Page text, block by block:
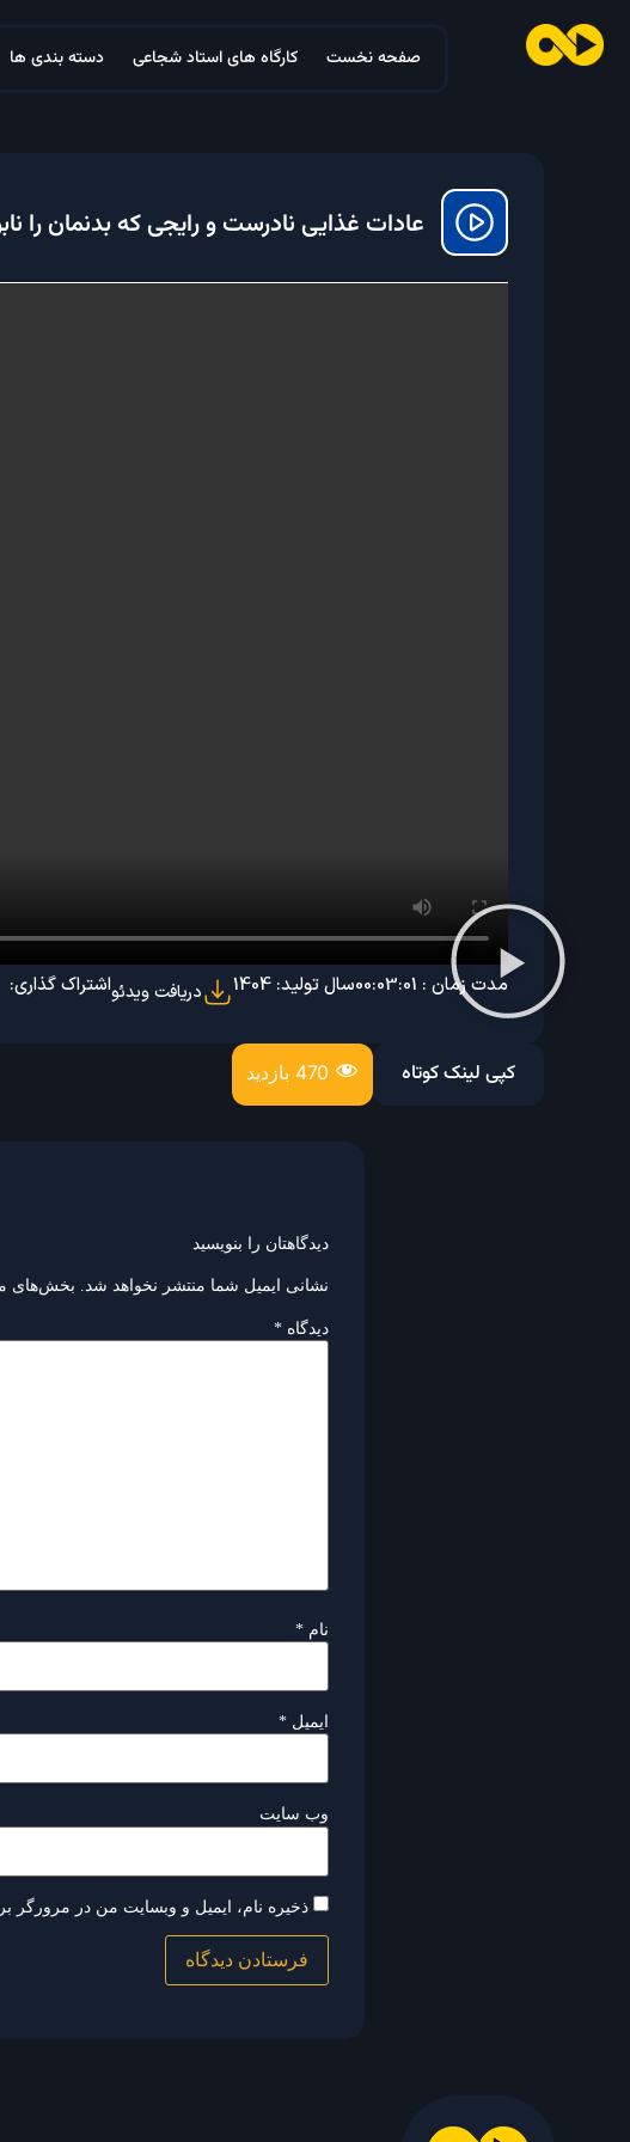
صفحه نخست کارگاه های استاد شجاعی دسته بندی ها
عادات غذایی نادرست و رایجی که بدنمان را
مدت زمان : 00:03:01 سال تولید: 1404 دریافت ویدئواشتراک گذاری:
کپی لینک کوتاه
دیدگاهتان را بنویسید
نشانی ایمیل شما منتشر نخواهد شد. بخش‌های
دیدگاه *
نام *
ایمیل *
وب‌ سایت
ذخیره نام، ایمیل و وبسایت من در مرورگر